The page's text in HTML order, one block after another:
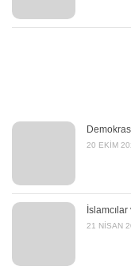
20 EKIM
21 NISAN